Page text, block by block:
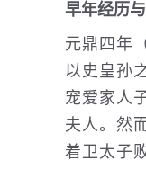
早年经历
元鼎四年
以史皇孙
宠爱家人
夫人。然
着卫太子